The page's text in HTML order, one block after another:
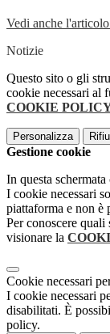
Vedi anche
Notizie
Questo sito o gli
cookie necessari al
COOKIE
Personalizza
Gestione cookie
In questa
I cookie necessari
piattaforma e non è
Per conoscere
visionare la
Cookie necessari
I cookie necessari
disabilitati. È
policy.